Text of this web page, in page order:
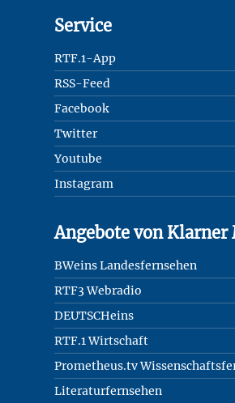
Service
RTF.1-App
RSS-Feed
Facebook
Twitter
Youtube
Instagram
Angebote von Klarner
BWeins Landesfernsehen
RTF3 Webradio
DEUTSCHeins
RTF.1 Wirtschaft
Prometheus.tv
Literaturfernsehen